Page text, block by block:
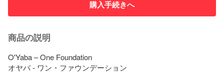
購入手続きへ
商品の説明
O'Yaba – One Foundation
オヤバ - ワン・ファウンデーション